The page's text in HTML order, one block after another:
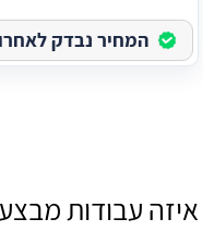
המחיר נבדק
איזה עבודות